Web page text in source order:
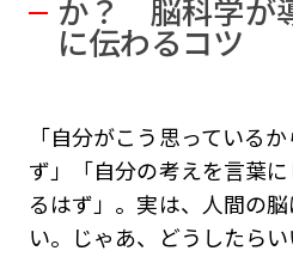
か？ 脳科学が
に伝わるコツ
「自分がこう思っている
ず」「自分の考えを言葉
るはず」。実は、人間の
い。じゃあ、どうしたら